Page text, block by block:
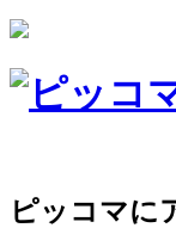
ピッコマに